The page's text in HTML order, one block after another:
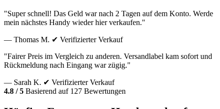
"Super schnell! Das Geld war nach 2 Tagen auf dem Konto. Werde
mein nächstes Handy wieder hier verkaufen."
— Thomas M. ✔ Verifizierter Verkauf
"Fairer Preis im Vergleich zu anderen. Versandlabel kam sofort und
Rückmeldung nach Eingang war zügig."
— Sarah K. ✔ Verifizierter Verkauf
4.8 / 5 Basierend auf 127 Bewertungen